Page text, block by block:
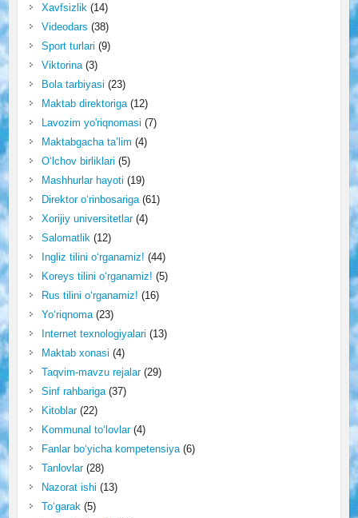
Xavfsizlik (14)
Videodars (38)
Sport turlari (9)
Viktorina(3)
Bola tarbiyasi (23)
Maktab direktoriga(12)
Lavozim yo'riqnomasi (7)
Maktabgacha ta’lim (4)
O‘lchov birliklari (5)
Mashhurlar hayoti (19)
Direktor o‘rinbosariga(61)
Xorijiy universitetlar(4)
Salomatlik (12)
Ingliz tilini o‘rganamiz! (44)
Koreys tilini o‘rganamiz! (5)
Rus tilini o‘rganamiz! (16)
Yo‘riqnoma(23)
Internet texnologiyalari (13)
Maktab xonasi (4)
Taqvim-mavzu rejalar(29)
Sinf rahbariga(37)
Kitoblar(22)
Kommunal to‘lovlar(4)
Fanlar bo‘yicha kompetensiya(6)
Tanlovlar(28)
Nazorat ishi (13)
To‘garak (5)